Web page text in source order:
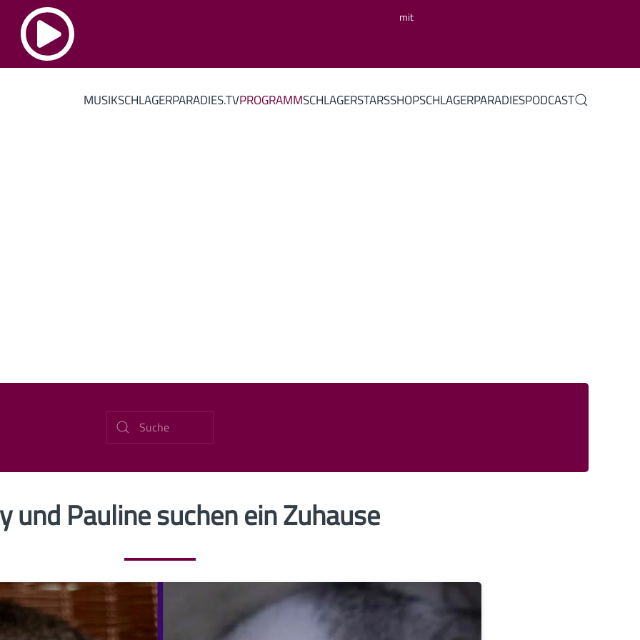
mit
MUSIKSCHLAGERPARADIES.TVPROGRAMMSCHLAGERSTARSSHOPSCHLAGERPARADIESPODCAST
und Pauline suchen ein Zuhause